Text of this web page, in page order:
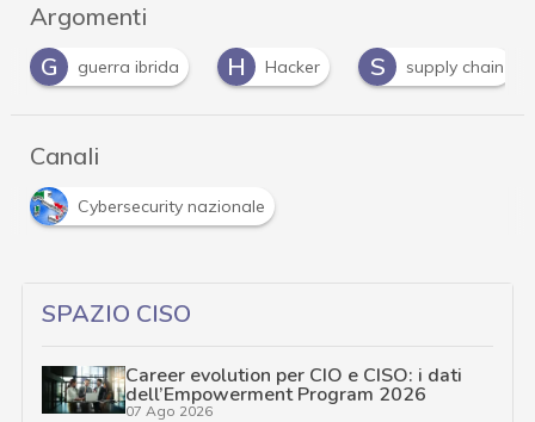
Argomenti
G
guerra ibrida H Hacker S supply chain
Canali
Cybersecurity nazionale
SPAZIO CISO
Career evolution per CIO e CISO: i dati
dell’Empowerment Program 2026
07 Ago 2026